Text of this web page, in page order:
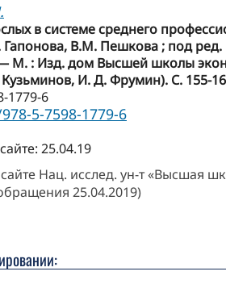
в системе среднего
В.М. Пешкова ; под
М. : Изд. дом Высшей школы
И. Д. Фрумин). С. 155-
1779-6
5-7598-1779-6
25.04.19
Нац. исслед. ун-т «Высшая
25.04.2019)